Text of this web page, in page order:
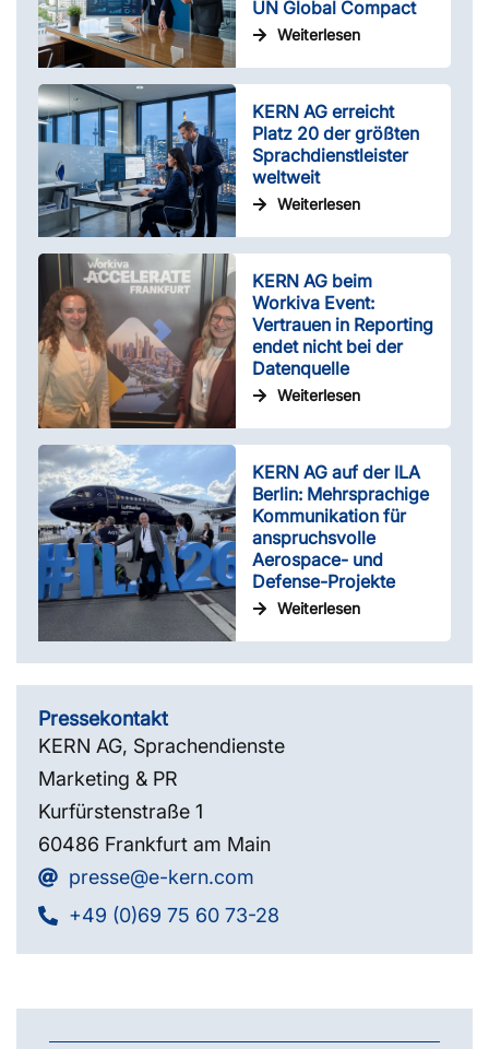
UN Global Compact
Weiterlesen
KERN AG erreicht
Platz 20 der größten
Sprachdienstleister
weltweit
Weiterlesen
KERN AG beim
Workiva Event:
Vertrauen in Reporting
endet nicht bei der
Datenquelle
Weiterlesen
KERN AG auf der ILA
Berlin: Mehrsprachige
Kommunikation für
anspruchsvolle
Aerospace- und
Defense-Projekte
Weiterlesen
Pressekontakt
KERN AG, Sprachendienste
Marketing & PR
Kurfürstenstraße 1
60486 Frankfurt am Main
presse@e-kern.com
+49 (0)69 75 60 73-28